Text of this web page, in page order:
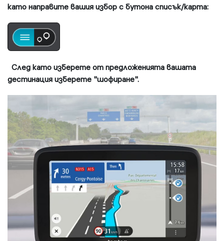
като направите вашия избор с бутона списък/карта:
След като изберете от предложенията вашата
дестинация изберете "шофиране".